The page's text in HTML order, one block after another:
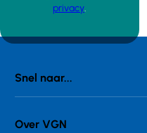
privacy.
Snel naar...
Over VGN